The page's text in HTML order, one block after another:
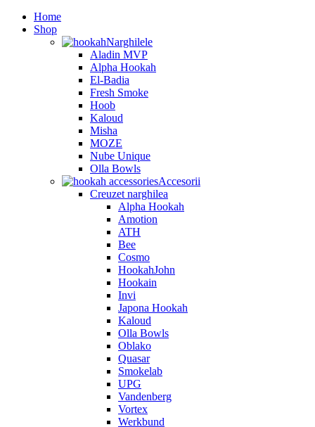
Home
Shop
Narghilele
Aladin MVP
Alpha Hookah
El-Badia
Fresh Smoke
Hoob
Kaloud
Misha
MOZE
Nube Unique
Olla Bowls
Accesorii
Creuzet narghilea
Alpha Hookah
Amotion
ATH
Bee
Cosmo
HookahJohn
Hookain
Invi
Japona Hookah
Kaloud
Olla Bowls
Oblako
Quasar
Smokelab
UPG
Vandenberg
Vortex
Werkbund